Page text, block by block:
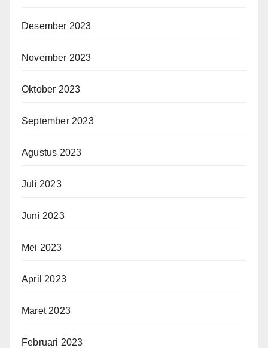
Desember 2023
November 2023
Oktober 2023
September 2023
Agustus 2023
Juli 2023
Juni 2023
Mei 2023
April 2023
Maret 2023
Februari 2023